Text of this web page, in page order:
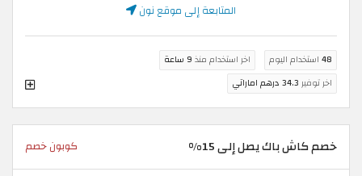
المتابعة إلى موقع نون
48 استخدام اليوم اخر استخدام منذ 9 ساعة
اخر توفير 34.3 درهم اماراتي
خصم كاش باك يصل إلى 15% كوبون خصم